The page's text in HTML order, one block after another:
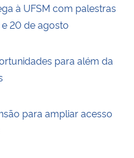
à UFSM com palestras
20 de agosto
para além da
para ampliar acesso